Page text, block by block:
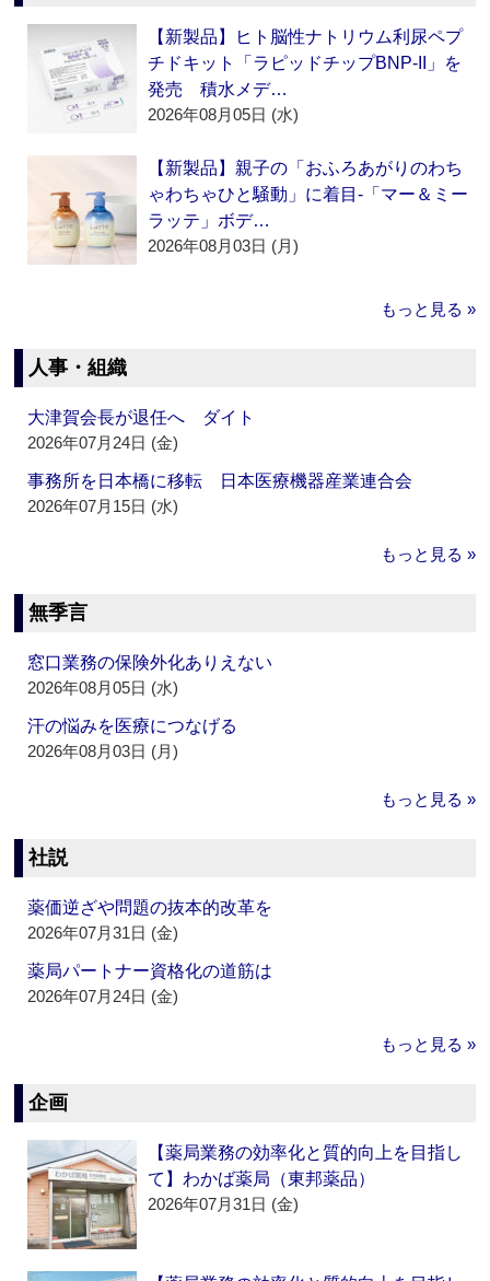
【新製品】ヒト脳性ナトリウム利尿ペプ
チドキット「ラピッドチップBNP-II」を
発売 積水メデ…
2026年08月05日 (水)
【新製品】親子の「おふろあがりのわち
ゃわちゃひと騒動」に着目‐「マー＆ミー
ラッテ」ボデ…
2026年08月03日 (月)
もっと見る »
人事・組織
大津賀会長が退任へ ダイト
2026年07月24日 (金)
事務所を日本橋に移転 日本医療機器産業連合会
2026年07月15日 (水)
もっと見る »
無季言
窓口業務の保険外化ありえない
2026年08月05日 (水)
汗の悩みを医療につなげる
2026年08月03日 (月)
もっと見る »
社説
薬価逆ざや問題の抜本的改革を
2026年07月31日 (金)
薬局パートナー資格化の道筋は
2026年07月24日 (金)
もっと見る »
企画
【薬局業務の効率化と質的向上を目指し
て】わかば薬局（東邦薬品）
2026年07月31日 (金)